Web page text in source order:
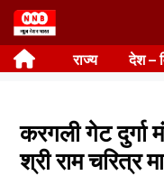
Skip
to
content राज्य देश –
करगली गेट दुर्गा
श्री राम चरित्र